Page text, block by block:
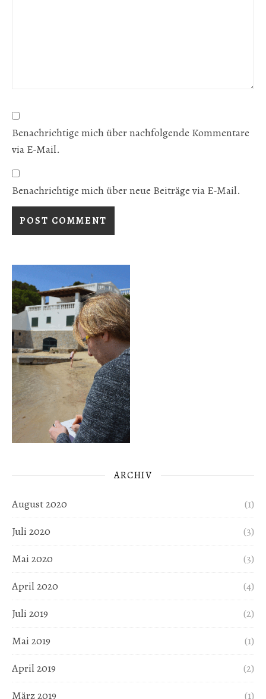
Benachrichtige mich über nachfolgende Kommentare
via E-Mail.
Benachrichtige mich über neue Beiträge via E-Mail.
ARCHIV
August 2020
(1)
Juli 2020
(3)
Mai 2020
(3)
April 2020
(4)
Juli 2019
(2)
Mai 2019
(1)
April 2019
(2)
März 2019
(1)